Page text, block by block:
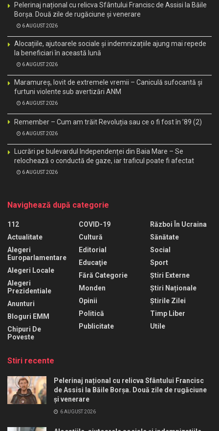
Pelerinaj național cu relicva Sfântului Francisc de Assisi la Băile
Borșa. Două zile de rugăciune și venerare
6 AUGUST 2026
Alocațiile, ajutoarele sociale și indemnizațiile ajung mai repede
la beneficiari în această lună
6 AUGUST 2026
Maramureș, lovit de extremele vremii – Caniculă sufocantă și
furtuni violente sub avertizări ANM
6 AUGUST 2026
Remember – Cum am trăit Revoluția sau ce o fi fost în ’89 (2)
6 AUGUST 2026
Lucrări pe bulevardul Independenței din Baia Mare – Se
relochează o conductă de gaze, iar traficul poate fi afectat
6 AUGUST 2026
Navighează după categorie
112
Actualitate
Alegeri
Europarlamentare
Alegeri Locale
Alegeri
Prezidentiale
Anunturi
Bloguri EMM
Chipuri De
Poveste
COVID-19
Cultură
Editorial
Educaţie
Fără Categorie
Monden
Opinii
Politică
Publicitate
Război În Ucraina
Sănătate
Social
Sport
Știri Externe
Știri Naționale
Știrile Zilei
Timp Liber
Utile
Stiri recente
Pelerinaj național cu relicva Sfântului Francisc
de Assisi la Băile Borșa. Două zile de rugăciune
și venerare
6 AUGUST 2026